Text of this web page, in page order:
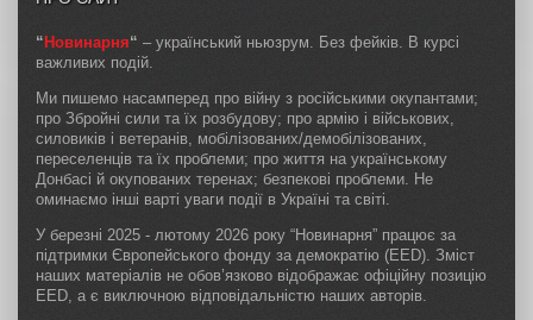
“ Новинарня“ – український ньюзрум. Без фейків. В курсі
важливих подій.
Ми пишемо насамперед про війну з російськими окупантами;
про Збройні сили та їх розбудову; про армію і військових,
силовиків і ветеранів, мобілізованих/демобілізованих,
переселенців та їх проблеми; про життя на українському
Донбасі й окупованих теренах; безпекові проблеми. Не
оминаємо інші варті уваги події в Україні та світі.
У березні 2025 - лютому 2026 року “Новинарня” працює за
підтримки Європейського фонду за демократію (EED). Зміст
наших матеріалів не обов’язково відображає офіційну позицію
EED, а є виключною відповідальністю наших авторів.